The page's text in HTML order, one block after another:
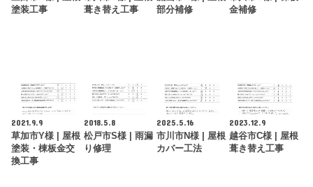
塗装工事
葺き替え工事
部分補修
金補修
2021.9.9
草加市Y様 | 屋根
塗装・棟板金交
換工事
2018.5.8
松戸市S様 | 雨漏
り修理
2025.5.16
市川市N様 | 屋根
カバー工法
2023.12.9
越谷市C様 | 屋根
葺き替え工事